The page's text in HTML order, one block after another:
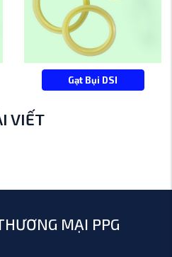
Gạt Bụi DSI
VIẾT
MẠI PPG